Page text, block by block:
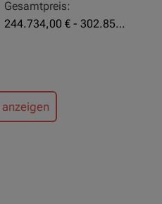
Gesamtpreis:
244.734,00 € - 302.855,00 €